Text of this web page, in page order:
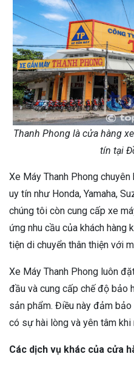
Thanh Phong là cửa hàng
tín tại
Xe Máy Thanh Phong
uy tín như Honda, Yamaha,
chúng tôi còn cung cấp xe
ứng nhu cầu của khách hàng
tiện di chuyển thân thiện với
Xe Máy Thanh Phong luôn
đầu và cung cấp chế độ bảo
sản phẩm. Điều này đảm
có sự hài lòng và yên tâm khi
Các dịch vụ khác của cửa